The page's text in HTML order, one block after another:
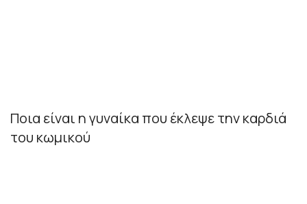
Ποια είναι η γυναίκα που έκλεψε την καρδιά
του κωμικού